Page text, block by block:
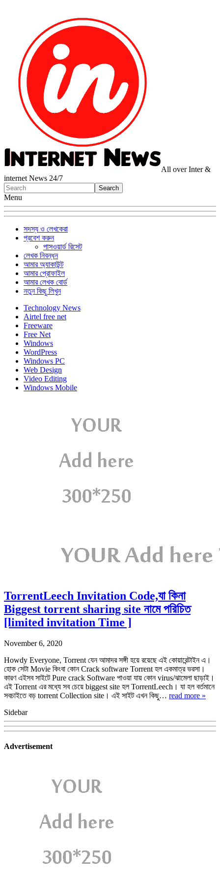
All over Inter &
internet News 24/7
Menu
সদস্য ও লেখকেরা
প্রবেশ করুন
পাসওয়ার্ড রিসেট
লেখক নিবন্ধন
আমার অ্যাকাউন্ট
আমার প্রোফাইল
আমার লেখক বোর্ড
নতুন কিছু লিখুন
Technology News
Airtel free net
Freeware
Free Net
Windows
WordPress
Windows PC
Web Design
Video Editing
Windows Mobile
TorrentLeech Invitation Code,যা কিনা
Biggest torrent sharing site নামে পরিচিত
[limited invitation Time ]
November 6, 2020
Howdy Everyone, Torrent যেন আমাদর সঙ্গী হয়ে রয়েছে এই কোয়ারেন্টাইন এ।
হোক সেটা Movie কিংবা কোন Crack software Torrent হল একমাত্র ভরসা।
কারণ এইসব সাইটে Pure crack Software পাওয়া যায় কোন virus/ঝামেলা ছাড়াই।
এই Torrent এর মধ্যে সব চেয়ে biggest site হল TorrentLeech। যা হল বর্তমানে
সবচাইতে বড় torrent Collection site। এই সাইট এখন কিছু… read more »
Sidebar
Advertisement